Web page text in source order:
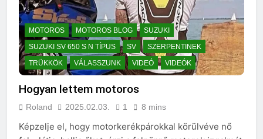
MOTOROS MOTOROS BLOG
SUZUKI
SUZUKI SV 650 S N TÍPUS
SV
SZERPENTINEK
TRÜKKÖK
VÁLASSZUNK VIDEÓ VIDEÓK
Hogyan lettem motoros
Roland 2025.02.03. 1 8 mins
Képzelje el, hogy motorkerékpárokkal körülvéve nő